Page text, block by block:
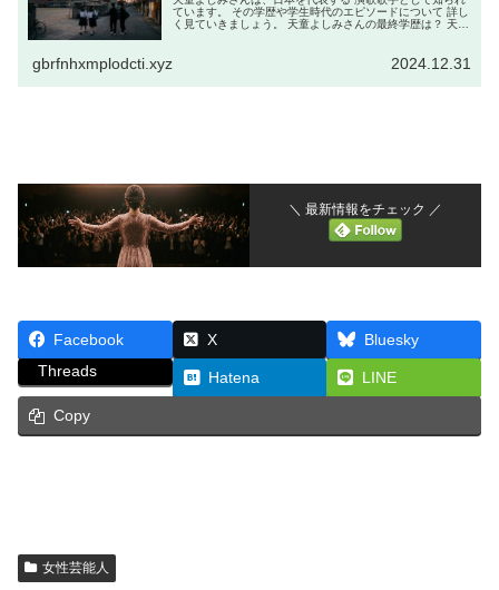
ています。 その学歴や学生時代のエピソードについて 詳し
く見ていきましょう。 天童よしみさんの最終学歴は？ 天童
gbrfnhxmplodcti.xyz 2024.12.31
＼ 最新情報をチェック ／
Facebook X
Bluesky
Threads
Hatena LINE
Copy
女性芸能人